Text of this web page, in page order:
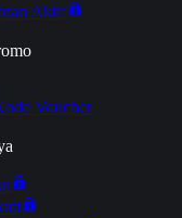
Aktif
Voucher